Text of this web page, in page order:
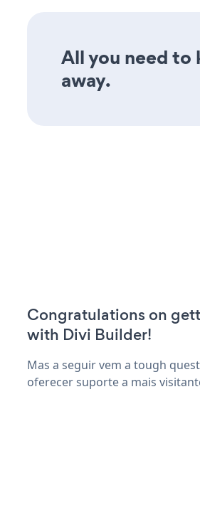
All you need to
away.
Congratulations on
with Divi Builder!
Mas a seguir vem a tough
oferecer suporte a mais